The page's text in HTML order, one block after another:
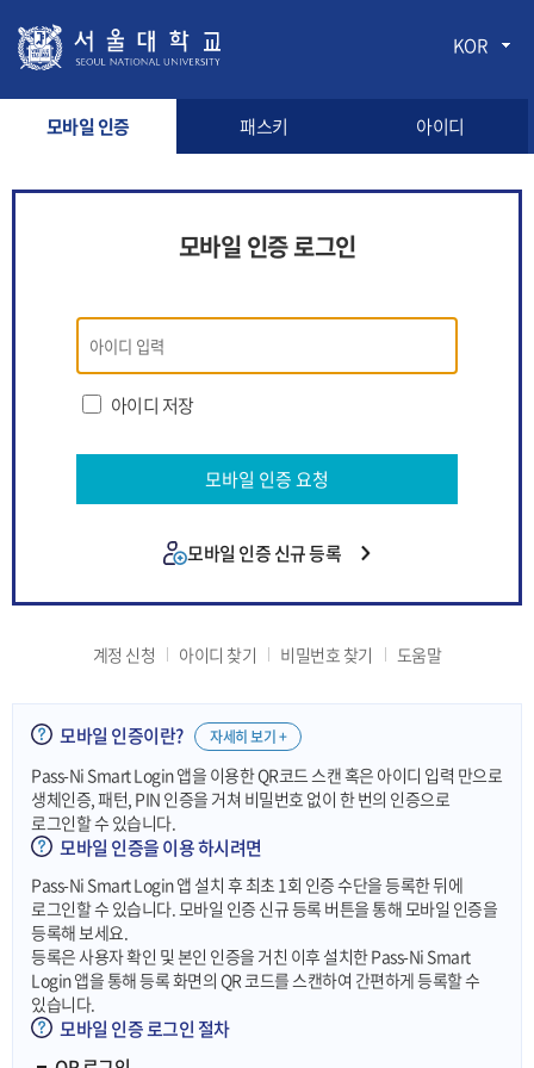
KOR
모바일 인증 패스키 아이디
모바일 인증 로그인
모바일
인증
로그인
아이디 저장
모바일 인증 요청
모바일 인증 신규 등록
계정 신청 아이디 찾기 비밀번호 찾기 도움말
모바일 인증이란? 자세히 보기 +
Pass-Ni Smart Login 앱을 이용한 QR코드 스캔 혹은 아이디 입력 만으로
생체인증, 패턴, PIN 인증을 거쳐 비밀번호 없이 한 번의 인증으로
로그인할 수 있습니다.
모바일 인증을 이용 하시려면
Pass-Ni Smart Login 앱 설치 후 최초 1회 인증 수단을 등록한 뒤에
로그인할 수 있습니다. 모바일 인증 신규 등록 버튼을 통해 모바일 인증을
등록해 보세요.
등록은 사용자 확인 및 본인 인증을 거친 이후 설치한 Pass-Ni Smart
Login 앱을 통해 등록 화면의 QR 코드를 스캔하여 간편하게 등록할 수
있습니다.
모바일 인증 로그인 절차